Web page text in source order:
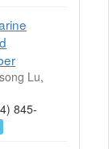
Lu,
845-